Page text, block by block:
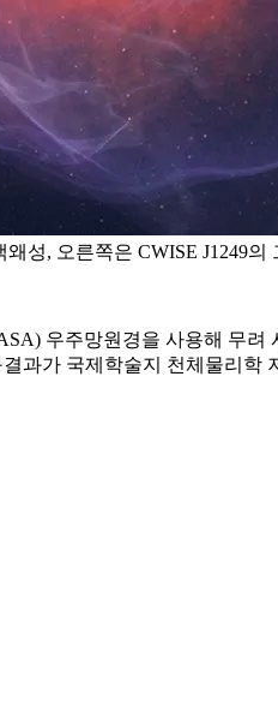
성, 오른쪽은 CWISE J1249의
우주망원경을 사용해 무
과가 국제학술지 천체물리학